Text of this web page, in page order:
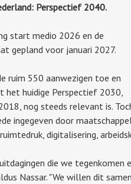
Perspectief 2040.
start medio 2026 en de
gepland voor januari 2027.
ruim 550 aanwezigen toe en
het huidige Perspectief 2030,
nog steeds relevant is.
ingegeven door
digitalisering,
die we tegenkomen
Nassar. "We willen dit